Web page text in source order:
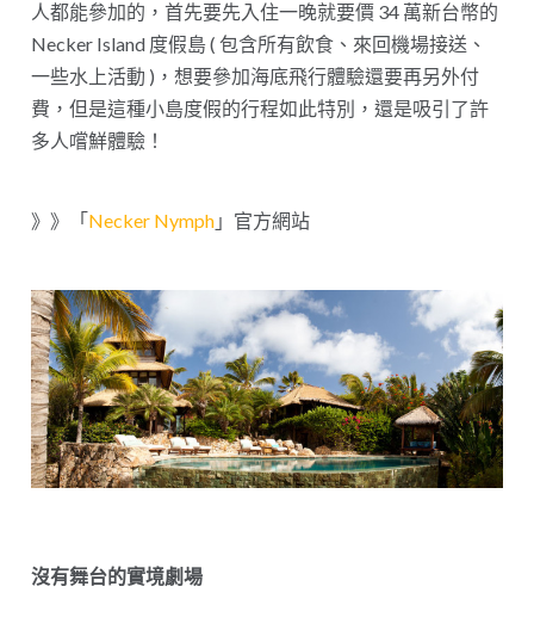
人都能參加的，首先要先入住一晚就要價 34 萬新台幣的
Necker Island 度假島 ( 包含所有飲食、來回機場接送、
一些水上活動 )，想要參加海底飛行體驗還要再另外付
費，但是這種小島度假的行程如此特別，還是吸引了許
多人嚐鮮體驗！
》》「 Necker Nymph 」官方網站
沒有舞台的實境劇場